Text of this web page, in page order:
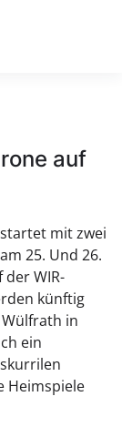
auf
mit zwei
25. Und 26.
WIR-
künftig
in
ein
Heimspiele